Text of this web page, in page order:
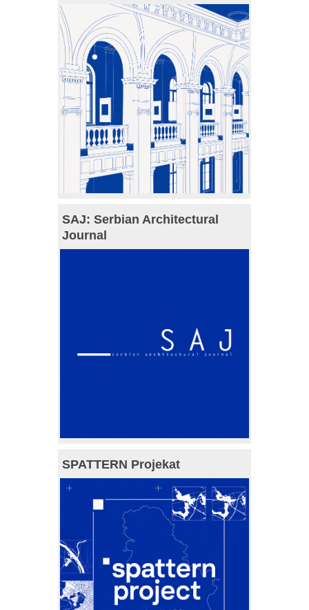
SAJ: Serbian Architectural
Journal
SPATTERN Projekat